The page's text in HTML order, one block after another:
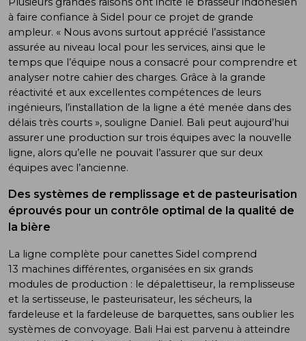
à faire confiance à Sidel pour ce projet de grande
ampleur. « Nous avons surtout apprécié l’assistance
assurée au niveau local pour les services, ainsi que le
temps que l’équipe nous a consacré pour comprendre et
analyser notre cahier des charges. Grâce à la grande
réactivité et aux excellentes compétences de leurs
ingénieurs, l’installation de la ligne a été menée dans des
délais très courts », souligne Daniel. Bali peut aujourd’hui
assurer une production sur trois équipes avec la nouvelle
ligne, alors qu’elle ne pouvait l’assurer que sur deux
équipes avec l’ancienne.
Des systèmes de remplissage et de pasteurisation
éprouvés pour un contrôle optimal de la qualité de
la bière
La ligne complète pour canettes Sidel comprend
13 machines différentes, organisées en six grands
modules de production : le dépalettiseur, la remplisseuse
et la sertisseuse, le pasteurisateur, les sécheurs, la
fardeleuse et la fardeleuse de barquettes, sans oublier les
systèmes de convoyage. Bali Hai est parvenu à atteindre